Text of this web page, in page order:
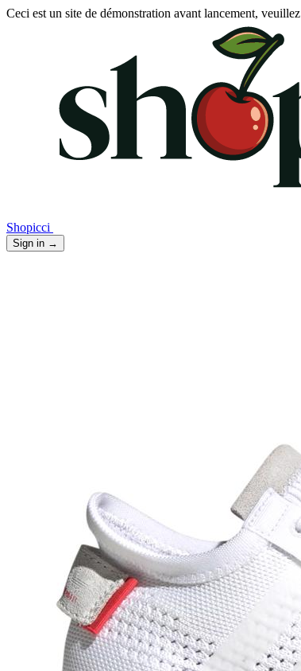
Ceci est un site de démonstration avant lancement, veuillez
Shopicci
Sign in →